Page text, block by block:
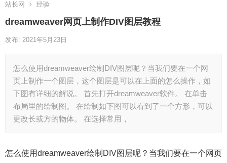
站长网 经验
dreamweaver网页上制作DIV图层教程
发布: 2021年5月23日
怎么使用dreamweaver绘制DIV图层呢？当我们要在一个网
页上制作一个图层，这个图层是可以在上面的怎么操作，如
下图有详细的解说。 首先打开dreamweaver软件。 在单击
布局里的绘制图。 在绘制如下图可以看到了一个方形，可以
更改长或方的物体。 在选择常用，
怎么使用dreamweaver绘制DIV图层呢？当我们要在一个网页